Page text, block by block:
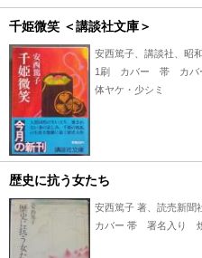
千姫微笑 ＜講談社文庫＞
安西篤子、講談社、昭
1刷 カバー 帯 カバ
体ヤケ・少シミ
歴史に抗う女たち
安西篤子 著、読売新聞
カバー 帯 署名入り